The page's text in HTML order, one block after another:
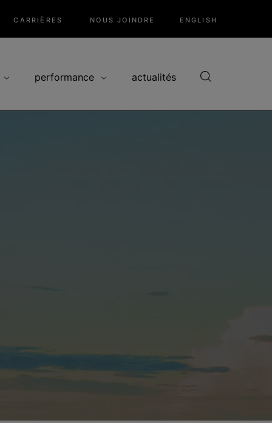
CARRIÈRES NOUS JOINDRE ENGLISH
performance actualités